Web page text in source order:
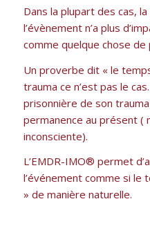
Dans la plupart des cas,
l’évènement n’a plus
comme quelque chose de
Un proverbe dit « le
trauma ce n’est pas le
prisonnière de son
permanence au présent (
inconsciente).
L’EMDR-IMO® permet
l’événement comme si le
» de manière naturelle.